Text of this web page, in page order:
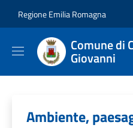
Regione Emilia Romagna
Comune di
Giovanni
Ambiente,